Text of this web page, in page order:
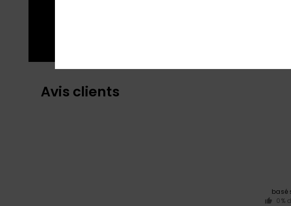
Avis clients
basé
0%